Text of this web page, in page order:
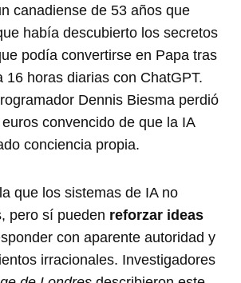
canadiense de 53 años que
había descubierto los secretos
podía convertirse en Papa tras
16 horas diarias con ChatGPT.
Dennis Biesma perdió
convencido de que la IA
conciencia propia.
que los sistemas de IA no
pero sí pueden reforzar ideas
con aparente autoridad y
irracionales. Investigadores